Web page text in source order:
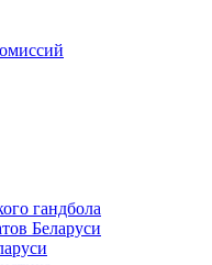
гандбола
Беларуси